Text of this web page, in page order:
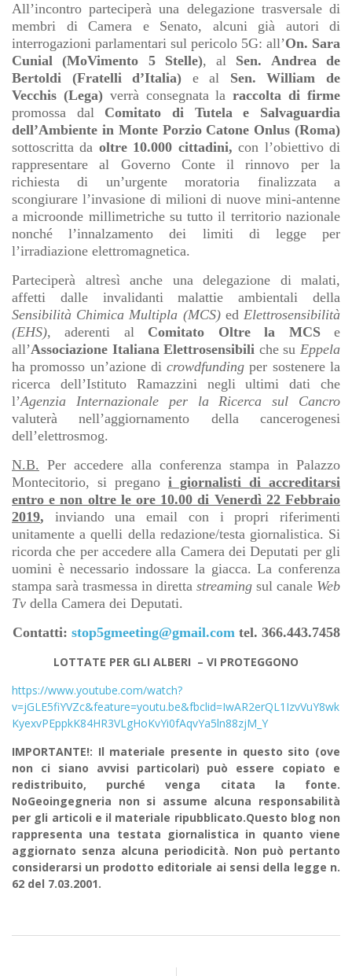
All’incontro parteciperà una delegazione trasversale di
membri di Camera e Senato, alcuni già autori di
interrogazioni parlamentari sul pericolo 5G: all’On. Sara
Cunial (MoVimento 5 Stelle), al Sen. Andrea de
Bertoldi (Fratelli d’Italia) e al Sen. William de
Vecchis (Lega)verrà consegnata laraccolta di firme
promossa dal Comitato di Tutela e Salvaguardia
dell’Ambiente in Monte Porzio Catone Onlus (Roma)
sottoscritta da oltre 10.000 cittadini,con l’obiettivo di
rappresentare al Governo Conte il rinnovo per la
richiesta di un’urgente moratoria finalizzata a
scongiurare l’invasione di milioni di nuove mini-antenne
a microonde millimetriche su tutto il territorio nazionale
nonché l’innalzamento dei limiti di legge per
l’irradiazione elettromagnetica.
Parteciperà altresì anche una delegazione di malati,
affetti dalle invalidanti malattie ambientali della
Sensibilità Chimica Multipla (MCS)edElettrosensibilità
(EHS), aderenti al Comitato Oltre la MCSe
all’Associazione Italiana Elettrosensibili che suEppela
ha promosso un’azione dicrowdfunding per sostenere la
ricerca dell’Istituto Ramazzini negli ultimi dati che
l’Agenzia Internazionale per la Ricerca sul Cancro
valuterà nell’aggiornamento della cancerogenesi
dell’elettrosmog.
N.B. Per accedere alla conferenza stampa in Palazzo
Montecitorio, si pregano i giornalisti di accreditarsi
entro e non oltre le ore 10.00 di Venerdì 22 Febbraio
2019, inviando una email con i propri riferimenti
unitamente a quelli della redazione/testa giornalistica. Si
ricorda che per accedere alla Camera dei Deputati per gli
uomini è necessario indossare la giacca. La conferenza
stampa sarà trasmessa in diretta streaming sul canale Web
Tv della Camera dei Deputati.
Contatti: stop5gmeeting@gmail.com tel. 366.443.7458
LOTTATE PER GLI ALBERI – VI PROTEGGONO
https://www.youtube.com/watch?
v=jGLE5fiYVZc&feature=youtu.be&fbclid=IwAR2erQL1IzvVuY8wk
KyexvPEppkK84HR3VLgHoKvYi0fAqvYa5ln88zjM_Y
IMPORTANTE!: Il materiale presente in questo sito (ove
non ci siano avvisi particolari) può essere copiato e
redistribuito, purché venga citata la fonte.
NoGeoingegneria non si assume alcuna responsabilità
per gli articoli e il materiale ripubblicato.Questo blog non
rappresenta una testata giornalistica in quanto viene
aggiornato senza alcuna periodicità. Non può pertanto
considerarsi un prodotto editoriale ai sensi della legge n.
62 del 7.03.2001.